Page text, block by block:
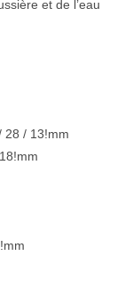
et de l’eau
28 / 13!mm